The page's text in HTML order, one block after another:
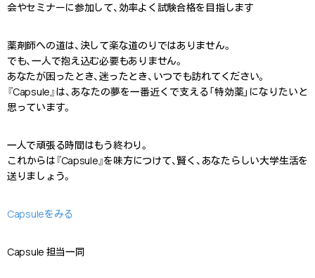
会やセミナーに参加して、効率よく試験合格を目指します
薬剤師への道は、決して楽な道のりではありません。
でも、一人で抱え込む必要もありません。
あなたが困ったとき、迷ったとき、いつでも訪れてください。
『Capsule』は、あなたの夢を一番近くで支える「特効薬」になりたいと
思っています。
一人で頑張る時間はもう終わり。
これからは『Capsule』を味方につけて、賢く、あなたらしい大学生活を
送りましょう。
Capsuleをみる
Capsule 担当一同